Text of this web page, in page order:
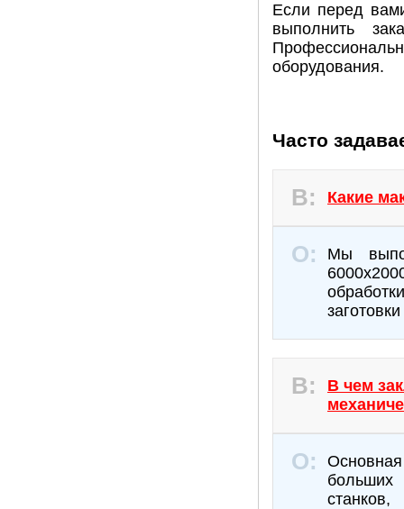
Если перед
выполнить
оборудования.
Часто
Какие
Мы
В чем
Основная
больших